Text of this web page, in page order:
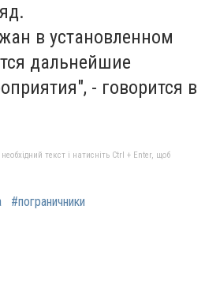
в установленном
дальнейшие
- говорится в
текст і натисніть Ctrl + Enter, щоб
#пограничники